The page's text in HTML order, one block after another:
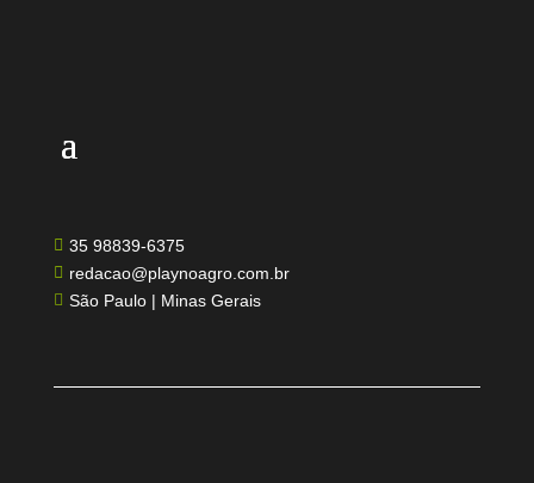
 35 98839-6375
 redacao@playnoagro.com.br
 São Paulo | Minas Gerais